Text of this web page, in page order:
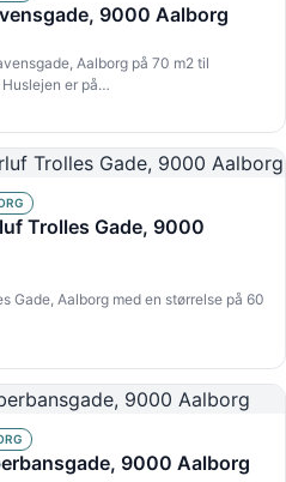
9000 Aalborg
Aalborg på 70 m2 til
er på…
Trolles Gade, 9000
Gade, Aalborg med en størrelse på 60
9000 Aalborg